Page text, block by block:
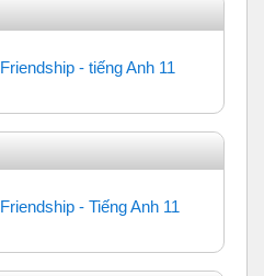
- tiếng Anh 11
- Tiếng Anh 11